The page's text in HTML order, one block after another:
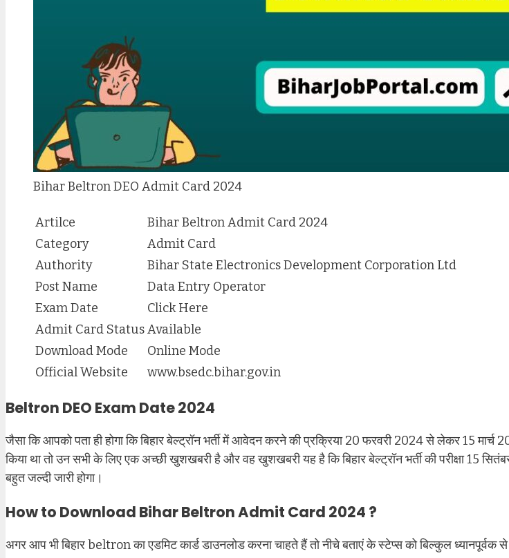
Bihar Beltron DEO Admit Card 2024
Artilce
Bihar Beltron Admit Card 2024
Category
Admit Card
Authority
Bihar State Electronics Development Corporation Ltd
Post Name
Data Entry Operator
Exam Date
Click Here
Admit Card StatusAvailable
Download Mode
Online Mode
Official Website
www.bsedc.bihar.gov.in
Beltron DEO Exam Date 2024
जैसा कि आपको पता ही होगा कि बिहार बेल्ट्रॉन भर्ती में आवेदन करने की प्रक्रिया 20 फरवरी 2024 से लेकर 15 मार्च
किया था तो उन सभी के लिए एक अच्छी खुशखबरी है और वह खुशखबरी यह है कि बिहार बेल्ट्रॉन भर्ती की परीक्षा 15
बहुत जल्दी जारी होगा।
How to Download Bihar Beltron Admit Card 2024 ?
अगर आप भी बिहार beltron का एडमिट कार्ड डाउनलोड करना चाहते हैं तो नीचे बताएं के स्टेप्स को बिल्कुल ध्यानपूर्वक